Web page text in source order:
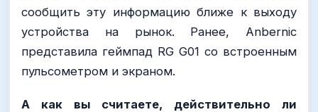
сообщить эту информацию ближе к выходу
устройства на рынок. Ранее, Anbernic
представила геймпад RG G01 со встроенным
пульсометром и экраном.
А как вы считаете, действительно ли